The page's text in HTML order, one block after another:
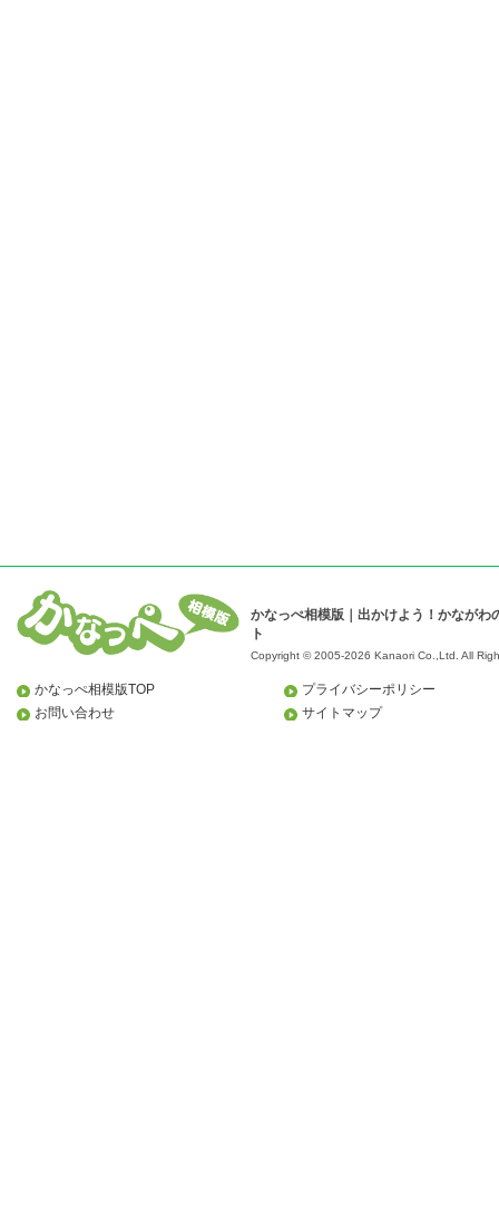
かなっぺ相模版｜出かけよう！かながわ
ト
Copyright © 2005-2026 Kanaori Co.,Ltd. All
かなっぺ相模版TOP
お問い合わせ
プライバシーポリシー
サイトマップ